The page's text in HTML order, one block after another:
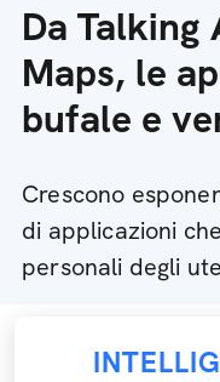
Da Talking
Maps, le
bufale e
Crescono
di applicazioni
personali degli